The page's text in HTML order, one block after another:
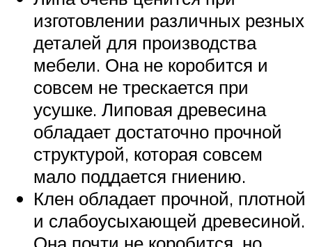
изготовлении различных резных
деталей для производства
мебели. Она не коробится и
совсем не трескается при
усушке. Липовая древесина
обладает достаточно прочной
структурой, которая совсем
мало поддается гниению.
Клен обладает прочной, плотной
и слабоусыхающей древесиной.